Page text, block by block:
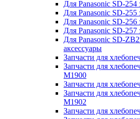
Для Panasonic SD-254
Для Panasonic SD-255
Для Panasonic SD-256
Для Panasonic SD-257
Для Panasonic SD-
аксессуары
Запчасти для
Запчасти для
M1900
Запчасти для
Запчасти для
M1902
Запчасти для